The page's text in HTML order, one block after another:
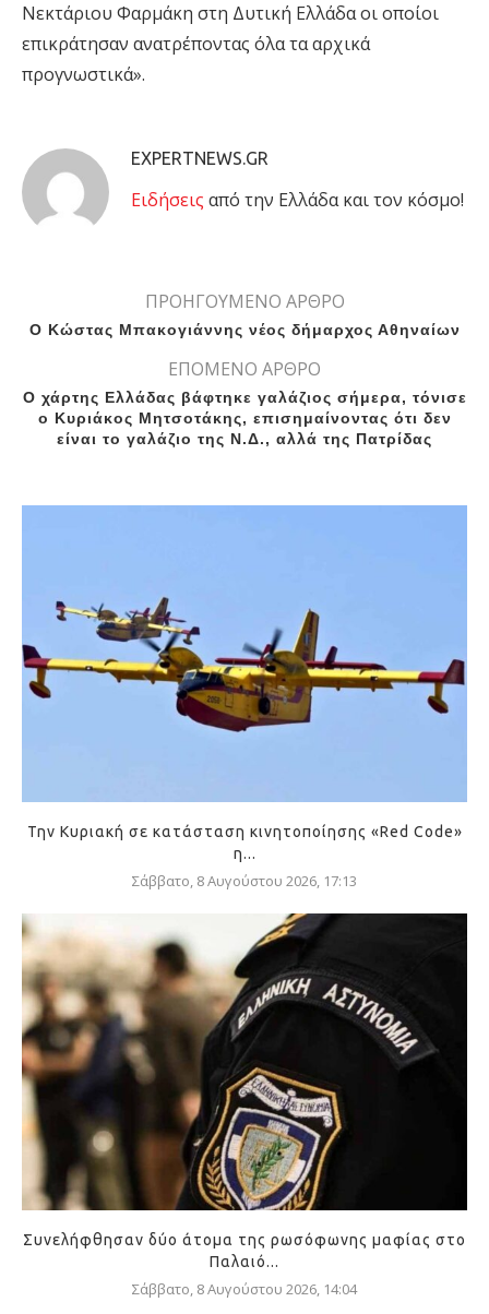
Νεκτάριου Φαρμάκη στη Δυτική Ελλάδα οι οποίοι
επικράτησαν ανατρέποντας όλα τα αρχικά
προγνωστικά».
EXPERTNEWS.GR
Eιδήσεις από την Ελλάδα και τον κόσμο!
ΠΡΟΗΓΟΥΜΕΝΟ ΑΡΘΡΟ
Ο Κώστας Μπακογιάννης νέος δήμαρχος Αθηναίων
ΕΠΟΜΕΝΟ ΑΡΘΡΟ
Ο χάρτης Ελλάδας βάφτηκε γαλάζιος σήμερα, τόνισε
ο Κυριάκος Μητσοτάκης, επισημαίνοντας ότι δεν
είναι το γαλάζιο της Ν.Δ., αλλά της Πατρίδας
Την Κυριακή σε κατάσταση κινητοποίησης «Red Code»
η...
Σάββατο, 8 Αυγούστου 2026, 17:13
Συνελήφθησαν δύο άτομα της ρωσόφωνης μαφίας στο
Παλαιό...
Σάββατο, 8 Αυγούστου 2026, 14:04